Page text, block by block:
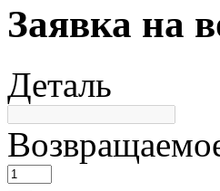
Заявка на
Деталь